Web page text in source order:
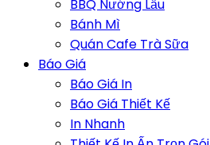
BBQ Nướng Lẩu
Bánh Mì
Quán Cafe Trà Sữa
Báo Giá
Báo Giá In
Báo Giá Thiết Kế
In Nhanh